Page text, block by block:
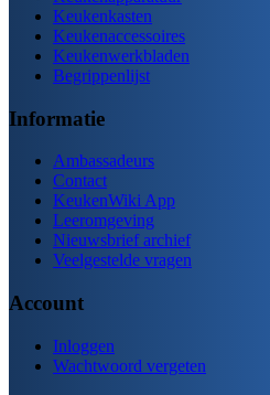
Keukenkasten
Keukenaccessoires
Keukenwerkbladen
Begrippenlijst
Informatie
Ambassadeurs
Contact
KeukenWiki App
Leeromgeving
Nieuwsbrief archief
Veelgestelde vragen
Account
Inloggen
Wachtwoord vergeten